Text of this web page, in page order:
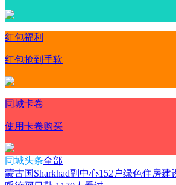
红包福利
红包抢到手软
同城卡卷
使用卡卷购买
同城头条全部
蒙古国Sharkhad副中心152户绿色住房建